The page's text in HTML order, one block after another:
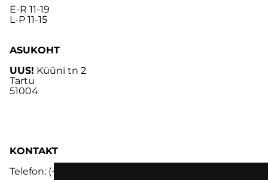
E-R 11-19
L-P 11-15
ASUKOHT
UUS! Küüni tn 2
Tartu
51004
KONTAKT
Telefon: (+372) 5302 9848